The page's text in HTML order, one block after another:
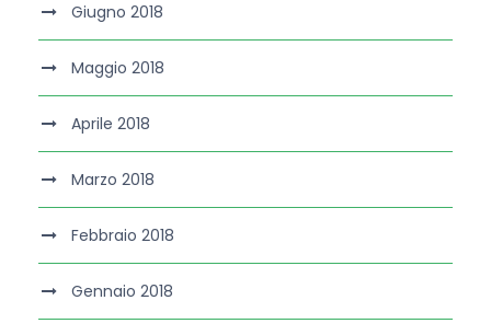
Giugno 2018
Maggio 2018
Aprile 2018
Marzo 2018
Febbraio 2018
Gennaio 2018